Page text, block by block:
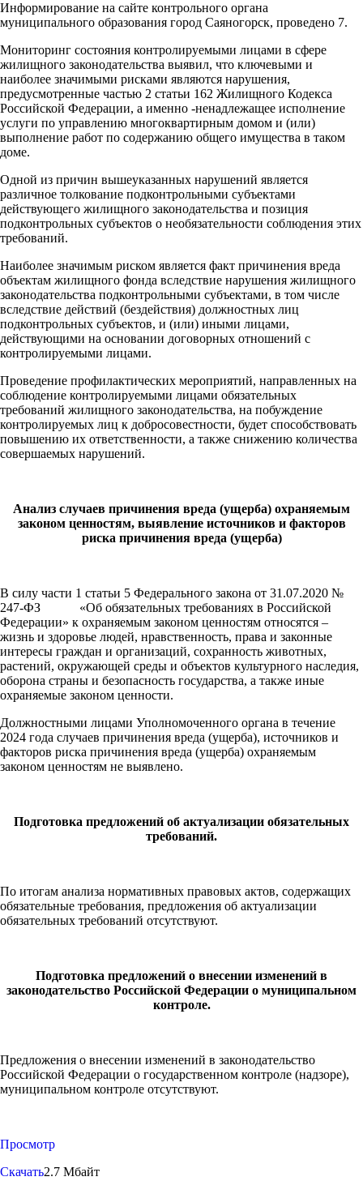
Информирование на сайте контрольного органа
муниципального образования город Саяногорск, проведено 7.
Мониторинг состояния контролируемыми лицами в сфере
жилищного законодательства выявил, что ключевыми и
наиболее значимыми рисками являются нарушения,
предусмотренные частью 2 статьи 162 Жилищного Кодекса
Российской Федерации, а именно -ненадлежащее исполнение
услуги по управлению многоквартирным домом и (или)
выполнение работ по содержанию общего имущества в таком
доме.
Одной из причин вышеуказанных нарушений является
различное толкование подконтрольными субъектами
действующего жилищного законодательства и позиция
подконтрольных субъектов о необязательности соблюдения этих
требований.
Наиболее значимым риском является факт причинения вреда
объектам жилищного фонда вследствие нарушения жилищного
законодательства подконтрольными субъектами, в том числе
вследствие действий (бездействия) должностных лиц
подконтрольных субъектов, и (или) иными лицами,
действующими на основании договорных отношений с
контролируемыми лицами.
Проведение профилактических мероприятий, направленных на
соблюдение контролируемыми лицами обязательных
требований жилищного законодательства, на побуждение
контролируемых лиц к добросовестности, будет способствовать
повышению их ответственности, а также снижению количества
совершаемых нарушений.
Анализ случаев причинения вреда (ущерба) охраняемым
законом ценностям, выявление источников и факторов
риска причинения вреда (ущерба)
В силу части 1 статьи 5 Федерального закона от 31.07.2020 №
247-ФЗ «Об обязательных требованиях в Российской
Федерации» к охраняемым законом ценностям относятся –
жизнь и здоровье людей, нравственность, права и законные
интересы граждан и организаций, сохранность животных,
растений, окружающей среды и объектов культурного наследия,
оборона страны и безопасность государства, а также иные
охраняемые законом ценности.
Должностными лицами Уполномоченного органа в течение
2024 года случаев причинения вреда (ущерба), источников и
факторов риска причинения вреда (ущерба) охраняемым
законом ценностям не выявлено.
Подготовка предложений об актуализации обязательных
требований.
По итогам анализа нормативных правовых актов, содержащих
обязательные требования, предложения об актуализации
обязательных требований отсутствуют.
Подготовка предложений о внесении изменений в
законодательство Российской Федерации о муниципальном
контроле.
Предложения о внесении изменений в законодательство
Российской Федерации о государственном контроле (надзоре),
муниципальном контроле отсутствуют.
Просмотр
Скачать2.7 Мбайт